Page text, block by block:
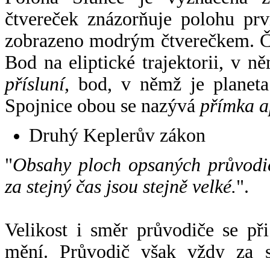
čtvereček znázorňuje polohu
zobrazeno modrým čtverečkem.
Bod na eliptické trajektorii, v
přísluní, bod, v němž je
Spojnice obou se nazývá přímka
Druhý Keplerův zákon
"Obsahy ploch opsaných
za stejný čas jsou stejně velké.".
Velikost i směr průvodiče se
mění. Průvodič však vždy za